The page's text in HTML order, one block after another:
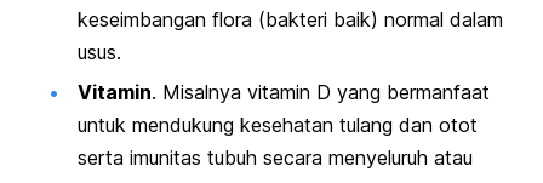
keseimbangan flora (bakteri baik) normal dalam
usus.
Vitamin. Misalnya vitamin D yang bermanfaat
untuk mendukung kesehatan tulang dan otot
serta imunitas tubuh secara menyeluruh atau